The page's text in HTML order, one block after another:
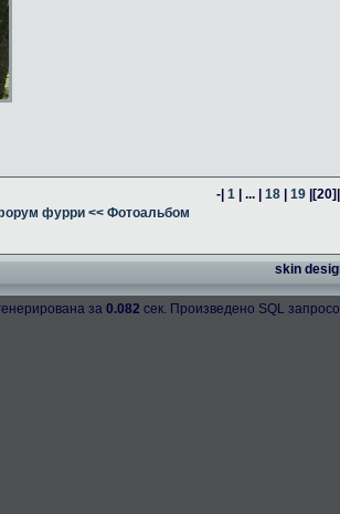
h-98171
187.62 Kb.
Скачано: 66
h-98164
-| 1 | ... | 18 | 19 |[20]
фурри << Фотоальбом
skin
за 0.082 сек. Произведено SQL